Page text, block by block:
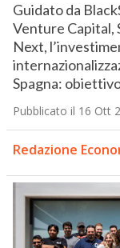
Guidato da
Venture Capital,
Next,
Spagna:
Pubblicato il 16 Ott
Redazione